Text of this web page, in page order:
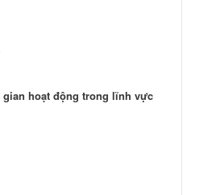
hoạt động trong lĩnh vực